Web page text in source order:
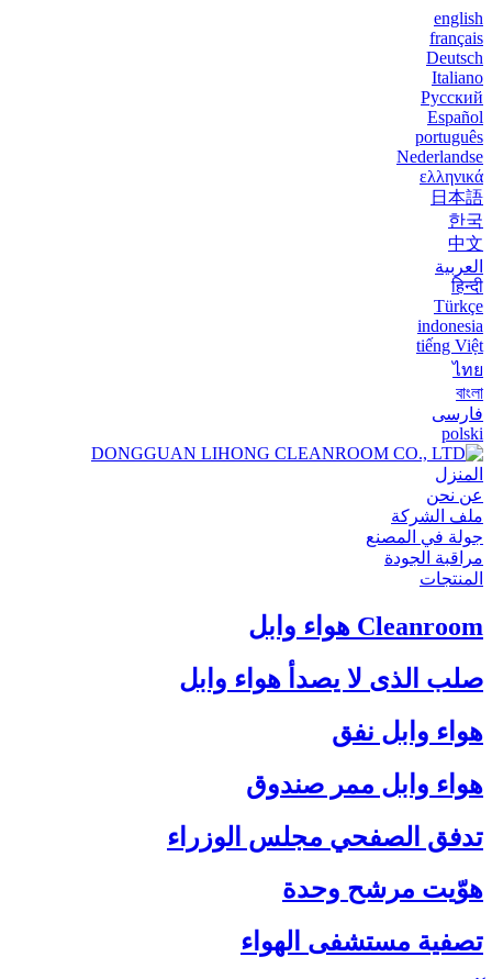
english
français
Deutsch
Italiano
Русский
Español
português
Nederlandse
ελληνικά
日本語
한국
中文
العربية
हिन्दी
Türkçe
indonesia
tiếng Việt
ไทย
বাংলা
فارسی
polski
المنزل
عن نحن
ملف الشركة
جولة في المصنع
مراقبة الجودة
المنتجات
Cleanroom هواء وابل
صلب الذى لا يصدأ هواء وابل
هواء وابل نفق
هواء وابل ممر صندوق
تدفق الصفحي مجلس الوزراء
هوّيت مرشح وحدة
تصفية مستشفى الهواء